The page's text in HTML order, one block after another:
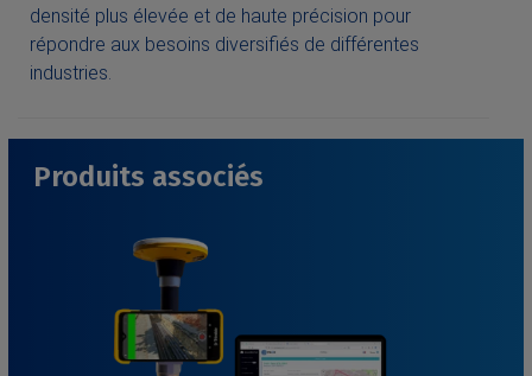
densité plus élevée et de haute précision pour
répondre aux besoins diversifiés de différentes
industries.
Produits associés